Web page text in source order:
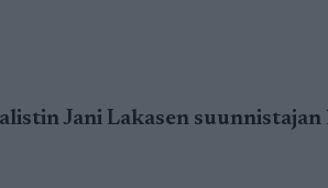
Jani Lakasen